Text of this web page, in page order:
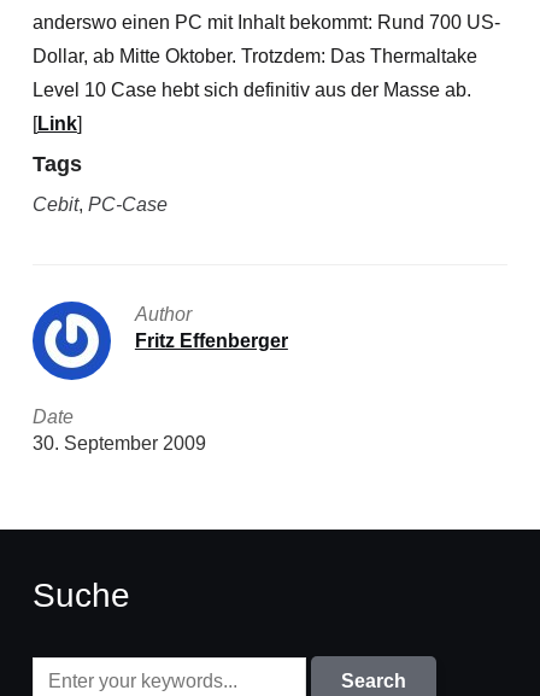
anderswo einen PC mit Inhalt bekommt: Rund 700 US-
Dollar, ab Mitte Oktober. Trotzdem: Das Thermaltake
Level 10 Case hebt sich definitiv aus der Masse ab.
[Link]
Tags
Cebit, PC-Case
Author
Fritz Effenberger
Date
30. September 2009
Suche